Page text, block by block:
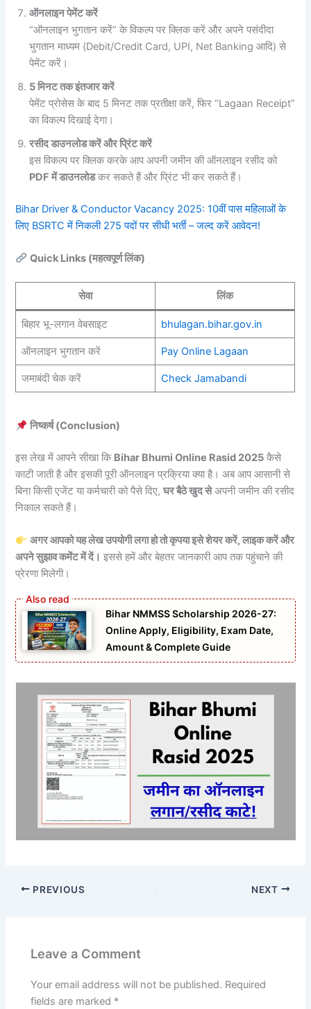
ऑनलाइन पेमेंट करें
“ऑनलाइन भुगतान करें” के विकल्प पर क्लिक करें और अपने पसंदीदा
भुगतान माध्यम (Debit/Credit Card, UPI, Net Banking आदि) से
पेमेंट करें।
5 मिनट तक इंतजार करें
पेमेंट प्रोसेस के बाद 5 मिनट तक प्रतीक्षा करें, फिर “Lagaan Receipt”
का विकल्प दिखाई देगा।
रसीद डाउनलोड करें और प्रिंट करें
इस विकल्प पर क्लिक करके आप अपनी जमीन की ऑनलाइन रसीद को
PDF में डाउनलोडकर सकते हैं और प्रिंट भी कर सकते हैं।
Bihar Driver & Conductor Vacancy 2025: 10वीं पास महिलाओं के
लिए BSRTC में निकली 275 पदों पर सीधी भर्ती – जल्द करें आवेदन!
Quick Links (महत्वपूर्ण लिंक)
सेवा लिंक
बिहार भू-लगान वेबसाइट bhulagan.bihar.gov.in
ऑनलाइन भुगतान करें Pay Online Lagaan
जमाबंदी चेक करें Check Jamabandi
निष्कर्ष (Conclusion)
इस लेख में आपने सीखा कि Bihar Bhumi Online Rasid 2025 कैसे
काटी जाती है और इसकी पूरी ऑनलाइन प्रक्रिया क्या है। अब आप आसानी से
बिना किसी एजेंट या कर्मचारी को पैसे दिए,घर बैठे खुद सेअपनी जमीन की रसीद
निकाल सकते हैं।
अगर आपको यह लेख उपयोगी लगा हो तो कृपया इसे शेयर करें, लाइक करें और
अपने सुझाव कमेंट में दें। इससे हमें और बेहतर जानकारी आप तक पहुंचाने की
प्रेरणा मिलेगी।
Bihar NMMSS Scholarship 2026-27:
Online Apply, Eligibility, Exam Date,
Amount & Complete Guide
PREVIOUS NEXT
Leave a Comment
Your email address will not be published. Required
fields are marked *